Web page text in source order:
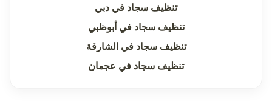
تنظيف سجاد في دبي
تنظيف سجاد في أبوظبي
تنظيف سجاد في الشارقة
تنظيف سجاد في عجمان